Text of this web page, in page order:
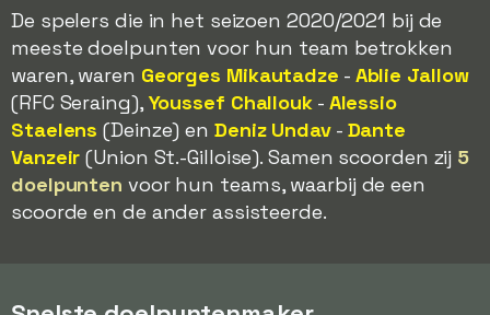
De spelers die in het seizoen 2020/2021 bij de
meeste doelpunten voor hun team betrokken
waren, waren Georges Mikautadze - Ablie Jallow
(RFC Seraing), Youssef Challouk- Alessio
Staelens (Deinze) en Deniz Undav- Dante
Vanzeir (Union St.-Gilloise). Samen scoorden zij 5
doelpunten voor hun teams, waarbij de een
scoorde en de ander assisteerde.